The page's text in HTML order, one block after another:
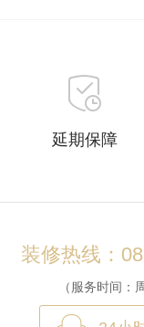
延期保障
装修热线：
（服务时间：